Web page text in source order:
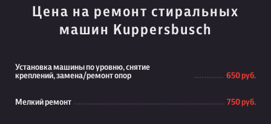
Цена на ремонт стиральных
машин Kuppersbusch
Установка машины по уровню, снятие
креплений, замена/ремонт опор
650 руб.
Мелкий ремонт 750 руб.